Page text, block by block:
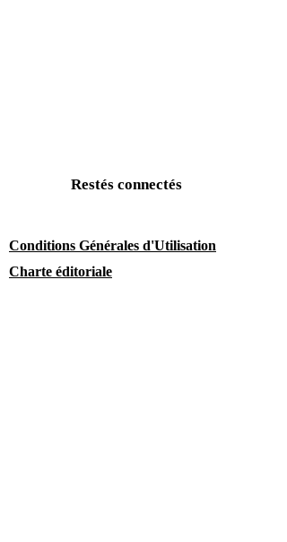
Restés connectés
Conditions Générales d'Utilisation
Charte éditoriale